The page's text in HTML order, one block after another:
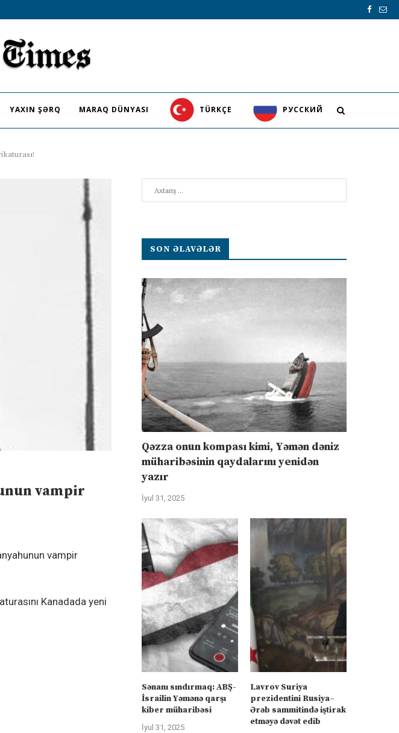
YAXIN ŞƏRQ MARAQ DÜNYASI TÜRKÇE PУССКИЙ
vampir
vampir
Kanadada yeni
SON ƏLAVƏLƏR
Qəzza onun kompası kimi, Yəmən dəniz
müharibəsinin qaydalarını yenidən
yazır
İyul 31, 2025
Sənanı sındırmaq: ABŞ-
İsrailin Yəmənə qarşı
kiber müharibəsi
İyul 31, 2025
Lavrov Suriya
prezidentini Rusiya–
Ərəb sammitində iştirak
etməyə dəvət edib